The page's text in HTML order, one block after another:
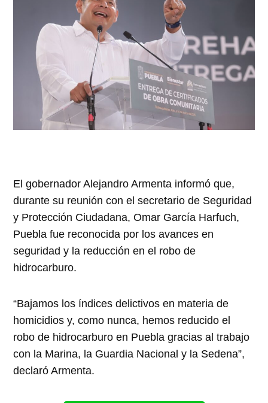
El gobernador Alejandro Armenta informó que,
durante su reunión con el secretario de Seguridad
y Protección Ciudadana, Omar García Harfuch,
Puebla fue reconocida por los avances en
seguridad y la reducción en el robo de
hidrocarburo.
“Bajamos los índices delictivos en materia de
homicidios y, como nunca, hemos reducido el
robo de hidrocarburo en Puebla gracias al trabajo
con la Marina, la Guardia Nacional y la Sedena”,
declaró Armenta.